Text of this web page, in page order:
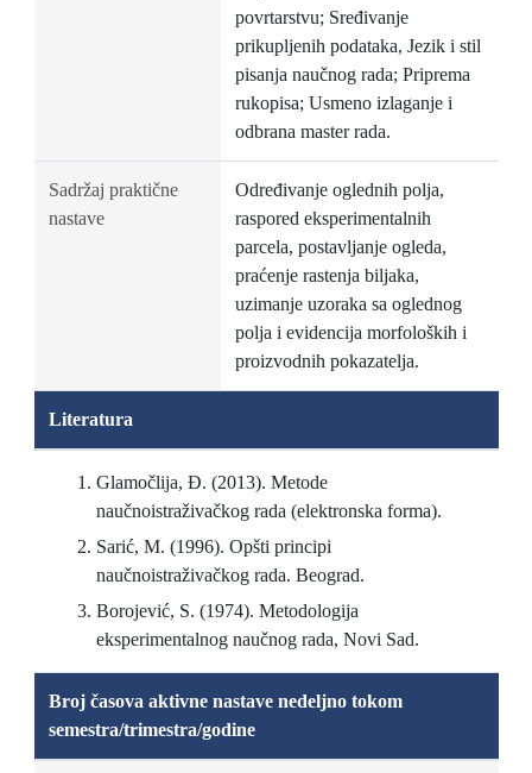
povrtarstvu; Sređivanje
prikupljenih podataka, Jezik i stil
pisanja naučnog rada; Priprema
rukopisa; Usmeno izlaganje i
odbrana master rada.
Sadržaj praktične
nastave
Određivanje oglednih polja,
raspored eksperimentalnih
parcela, postavljanje ogleda,
praćenje rastenja biljaka,
uzimanje uzoraka sa oglednog
polja i evidencija morfoloških i
proizvodnih pokazatelja.
Literatura
Glamočlija, Đ. (2013). Metode
naučnoistraživačkog rada (elektronska forma).
Sarić, M. (1996). Opšti principi
naučnoistraživačkog rada. Beograd.
Borojević, S. (1974). Metodologija
eksperimentalnog naučnog rada, Novi Sad.
Broj časova aktivne nastave nedeljno tokom
semestra/trimestra/godine